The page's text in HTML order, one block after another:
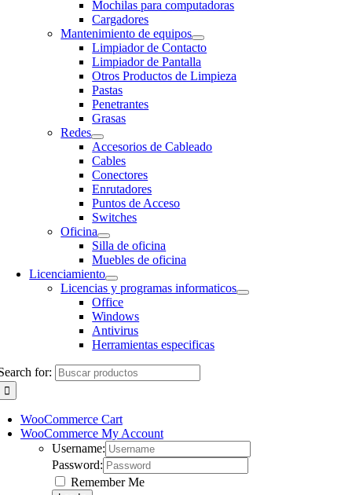
Mochilas para computadoras
Cargadores
Mantenimiento de equipos
Limpiador de Contacto
Limpiador de Pantalla
Otros Productos de Limpieza
Pastas
Penetrantes
Grasas
Redes
Accesorios de Cableado
Cables
Conectores
Enrutadores
Puntos de Acceso
Switches
Oficina
Silla de oficina
Muebles de oficina
Licenciamiento
Licencias y programas informaticos
Office
Windows
Antivirus
Herramientas especificas
for:
WooCommerce Cart
WooCommerce My Account
Username:
Password:
Remember Me